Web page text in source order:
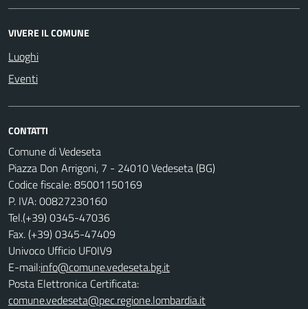
VIVERE IL COMUNE
Luoghi
Eventi
CONTATTI
Comune di Vedeseta
Piazza Don Arrigoni, 7 - 24010 Vedeseta (BG)
Codice fiscale: 85001150169
P. IVA: 00827230160
Tel.(+39) 0345-47036
Fax. (+39) 0345-47409
Univoco Ufficio UF0IV9
E-mail:info@comune.vedeseta.bg.it
Posta Elettronica Certificata:
comune.vedeseta@pec.regione.lombardia.it